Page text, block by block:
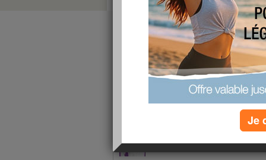
pas mais bon... si sa peut maider pour mon
‹ Préc. 1 Suiv. › »
Je